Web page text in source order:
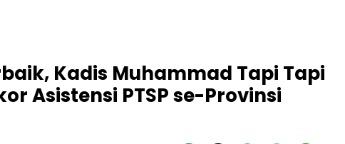
Kadis Muhammad Tapi Tapi
Asistensi PTSP se-Provinsi